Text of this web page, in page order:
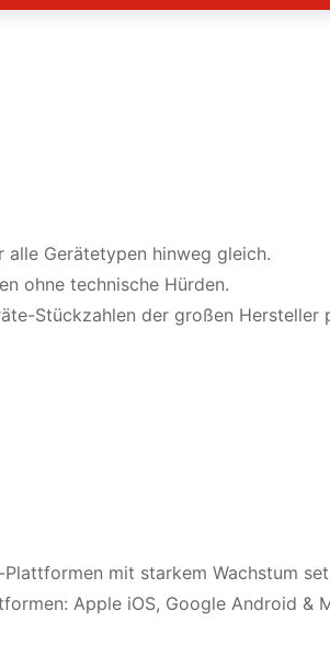
Gerätetypen hinweg gleich.
ohne technische Hürden.
Stückzahlen der großen Hersteller
mit starkem Wachstum
Apple iOS, Google Android &